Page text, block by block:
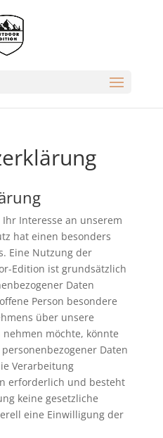
Interesse an unserem
hat einen besonders
Eine Nutzung der
Edition ist grundsätzlich
Daten
Person besondere
über unsere
möchte, könnte
Daten
Verarbeitung
erforderlich und besteht
keine gesetzliche
eine Einwilligung der